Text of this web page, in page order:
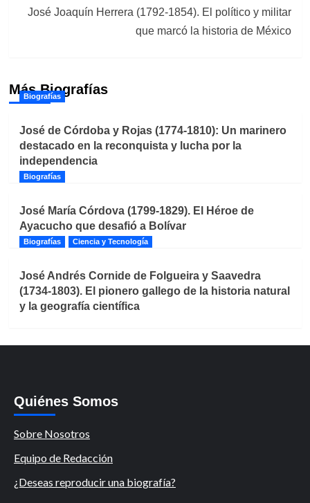
José Joaquín Herrera (1792-1854). El político y militar
que marcó la historia de México
Más Biografías
Biografías
José de Córdoba y Rojas (1774-1810): Un marinero
destacado en la reconquista y lucha por la
independencia
Biografías
José María Córdova (1799-1829). El Héroe de
Ayacucho que desafió a Bolívar
Biografías Ciencia y Tecnología
José Andrés Cornide de Folgueira y Saavedra
(1734-1803). El pionero gallego de la historia natural
y la geografía científica
Quiénes Somos
Sobre Nosotros
Equipo de Redacción
¿Deseas reproducir una biografía?